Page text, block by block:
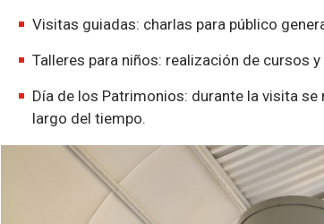
Visitas guiadas: charlas para público
Talleres para niños: realización de cursos
Día de los Patrimonios: durante la visita
largo del tiempo.